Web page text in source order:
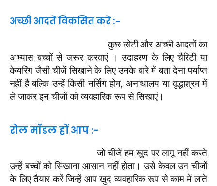
अच्छी आदतें विकसित करें :–
कुछ छोटी और अच्छी आदतों का
अभ्यास बच्चों से जरूर करवाएं । उदाहरण के लिए चैरिटी या
केयरिंग जैसी चीजें सिखाने के लिए उनके बारे में बता देना पर्याप्त
नहीं है बल्कि उन्हें किसी नर्सिंग होम, अनाथालय या वृद्धाश्रम में
ले जाकर इन चीजों को व्यवहारिक रूप से सिखाएं।
रोल मॉडल हों आप :-
जो चीजें हम खुद पर लागू नहीं करते
उन्हें बच्चों को सिखाना आसान नहीं होता। उसे केवल उन चीजों
के लिए तैयार करें जिन्हें आप खुद व्यवहारिक रूप से काम में लाते